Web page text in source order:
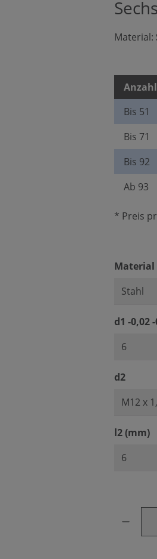
Material:
Anzahl
Bis 51
Bis 71
Bis 92
Ab 93
* Preis
Material
d1 -0,02
d2
l2 (mm)